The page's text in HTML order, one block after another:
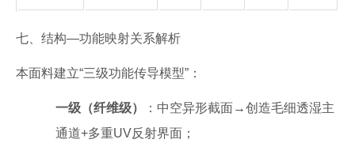
七、结构—功能映射关系解析
本面料建立“三级功能传导模型”：
一级（纤维级）
：中空异形截面→创造毛细透湿主
通道+多重UV反射界面；